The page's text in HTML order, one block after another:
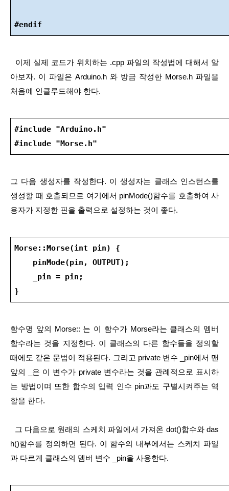
#endif
아보자. 이 파일은 Arduino.h 와 방금 작성한 Morse.h 파일을
처음에 인클루드해야 한다.
#include "Arduino.h"
#include "Morse.h"
그 다음 생성자를 작성한다. 이 생성자는 클래스 인스턴스를
생성할 때 호출되므로 여기에서 pinMode()함수를 호출하여 사
용자가 지정한 핀을 출력으로 설정하는 것이 좋다.
Morse::Morse(int pin) {
pinMode(pin, OUTPUT);
_pin = pin;
}
함수명 앞의 Morse:: 는 이 함수가 Morse라는 클래스의 멤버
함수라는 것을 지정한다. 이 클래스의 다른 함수들을 정의할
때에도 같은 문법이 적용된다. 그리고 private 변수 _pin에서 맨
앞의 _은 이 변수가 private 변수라는 것을 관례적으로 표시하
는 방법이며 또한 함수의 입력 인수 pin과도 구별시켜주는 역
할을 한다.
h()함수를 정의하면 된다. 이 함수의 내부에서는 스케치 파일
과 다르게 클래스의 멤버 변수 _pin을 사용한다.